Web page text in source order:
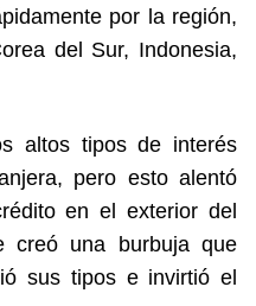
por la región,
del Sur, Indonesia,
altos tipos de interés
pero esto alentó
en el exterior del
creó una burbuja que
sus tipos e invirtió el